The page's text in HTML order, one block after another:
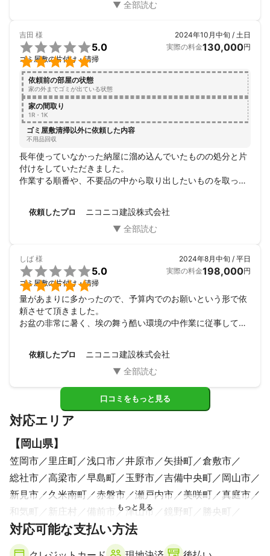
吉田 様


5.0
ゴミ屋敷の片付け・清掃
2024年10月中旬 / 土日
実際の料金130,000円
依頼前の部屋の状態
家の外までゴミが出ている状態
家の間取り
1R・1K
ゴミ屋敷清掃以外に依頼した内容
不用品回収
長年使っていなかった納屋に溜め込んでいたものの処分と片
付けをしていただきました。
作業する順番や、不要品の中から取り出したいものを取って
認もきちんとしていただけましたし、残したものも使いやす
く並べ替えていただけたり、本当に丁寧にしていただけまし
ざいました。
依頼したプロ ニコニコ建設株式会社
しば 様


5.0
ゴミ屋敷の片付け・清掃
2024年8月中旬 / 平日
実際の料金198,000円
量があまりに多かったので、予算内でのお願いという形で依
頼させて頂きました。
お盆の非常に暑く、埃の舞う酷い環境の中作業に従事してく
式が出てきて、一同とても驚きました。
大切に保管して母を弔おうと思います、この度は忙しい中ほ
依頼したプロ ニコニコ建設株式会社
口コミをもっと見る
対応エリア
【 岡山県】
笠岡市 里庄町 浅口市 井原市 矢掛町
倉敷市
総社市
高梁市 早島町 玉野市 吉備中央町
岡山市
新見市
久米南町 赤磐市 瀬戸内市 美咲町
真庭市
和気町
新庄村 備前市 津山市 鏡野町
勝央町
美作市
奈義町 西粟倉村
【広島県
対応可能な支払い方法